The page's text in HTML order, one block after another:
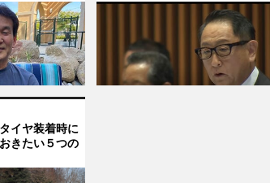
イヤ装着時に
きたい５つの